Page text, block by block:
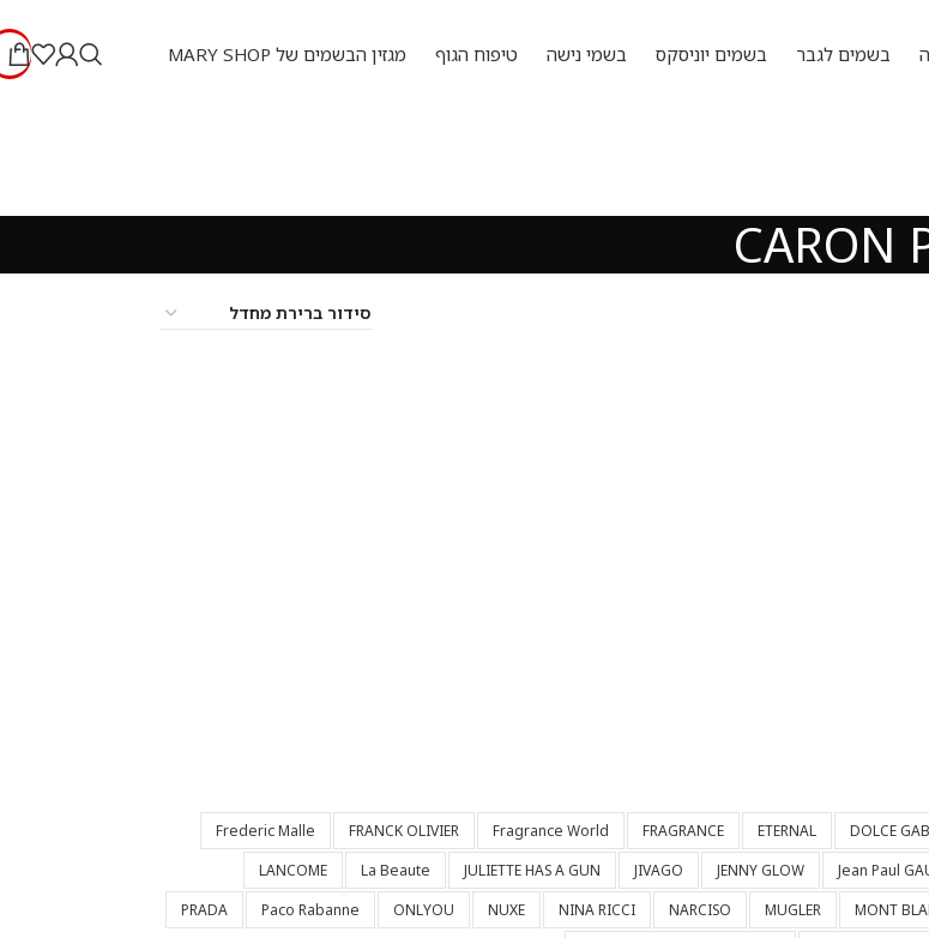
בשמים לגבר בשמים יוניסקס בשמי נישה טיפוח הגוף מגזין הבשמים של MARY SHOP
CARON
DOLCE
ETERNAL
FRAGRANCE
Fragrance World
FRANCK OLIVIER
Frederic Malle
Jean Paul
JENNY GLOW
JIVAGO
JULIETTE HAS A GUN
La Beaute
LANCOME
MONT
MUGLER
NARCISO
NINA RICCI
NUXE
ONLYOU
Paco Rabanne
PRADA